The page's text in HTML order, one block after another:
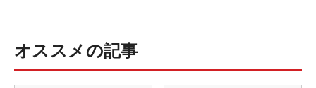
オススメの記事